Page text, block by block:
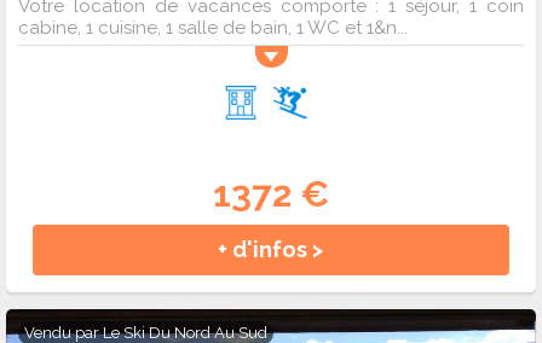
Votre location de vacances comporte : 1 séjour, 1 coin
cabine, 1 cuisine, 1 salle de bain, 1 WC et 1&n...
1372 €
+ d'infos >
Vendu parLe Ski Du Nord Au Sud